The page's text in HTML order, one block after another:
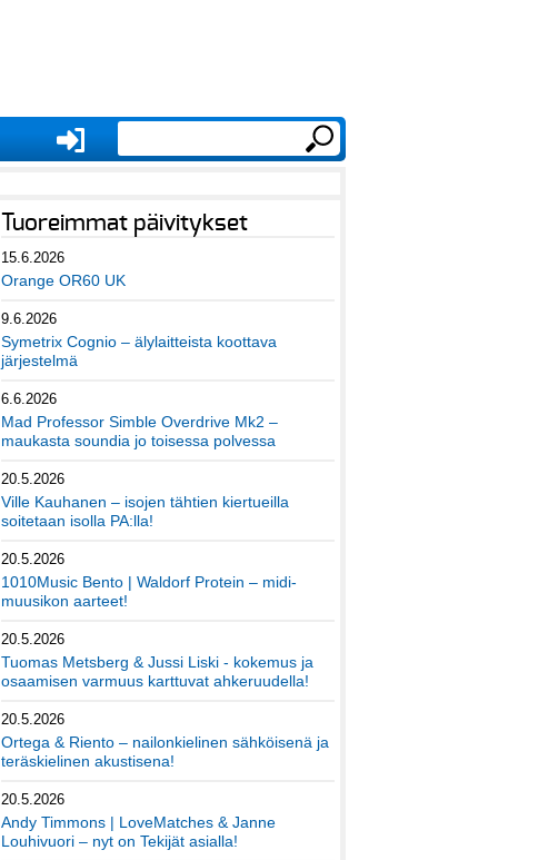
Tuoreimmat päivitykset
15.6.2026
Orange OR60 UK
9.6.2026
Symetrix Cognio – älylaitteista koottava
järjestelmä
6.6.2026
Mad Professor Simble Overdrive Mk2 –
maukasta soundia jo toisessa polvessa
20.5.2026
Ville Kauhanen – isojen tähtien kiertueilla
soitetaan isolla PA:lla!
20.5.2026
1010Music Bento | Waldorf Protein – midi-
muusikon aarteet!
20.5.2026
Tuomas Metsberg & Jussi Liski - kokemus ja
osaamisen varmuus karttuvat ahkeruudella!
20.5.2026
Ortega & Riento – nailonkielinen sähköisenä ja
teräskielinen akustisena!
20.5.2026
Andy Timmons | LoveMatches & Janne
Louhivuori – nyt on Tekijät asialla!